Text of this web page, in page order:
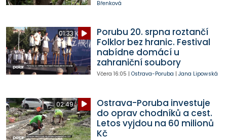
Břenková
01:33
Porubu 20. srpna roztančí
Folklor bez hranic. Festival
nabídne domácí u
zahraniční soubory
Včera 16:05 | Ostrava-Poruba | Jana Lipowská
02:49
Ostrava-Poruba investuje
do oprav chodníků a cest.
Letos vyjdou na 60 milionů
Kč